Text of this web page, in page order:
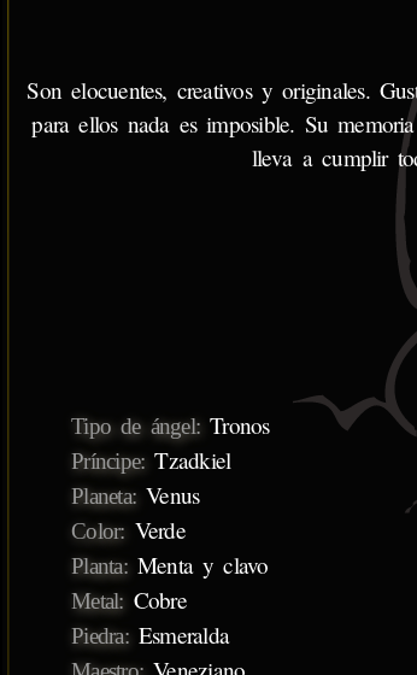
Son elocuentes, creativos y originales.
para ellos nada es imposible. Su
lleva a cumplir
Tipo de ángel: Tronos
Príncipe: Tzadkiel
Planeta: Venus
Color: Verde
Planta:Menta y clavo
Metal: Cobre
Piedra:Esmeralda